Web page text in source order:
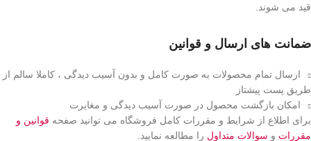
قید می شوند.
ضمانت های ارسال و قوانین
ارسال تمام محصولات به صورت کامل و بدون آسیب دیدگی ، کاملا سالم از
طریق پست پیشتاز
امکان بازگشت محصول در صورت آسیب دیدگی و مغایرت
برای اطلاع از شرایط و مقررات کامل فروشگاه می توانید صفحه قوانین و
مقررات و سوالات متداول را مطالعه نمایید.